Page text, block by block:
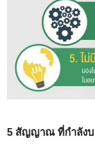
5 สัญญาณ ที่กำลังบ